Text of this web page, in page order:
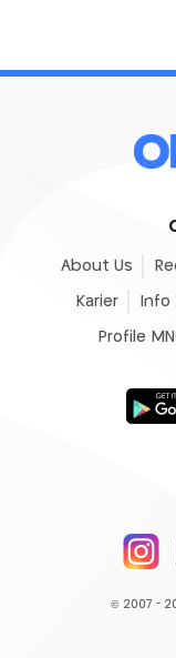
About Us
Karier Info
Profile
© 2007 -